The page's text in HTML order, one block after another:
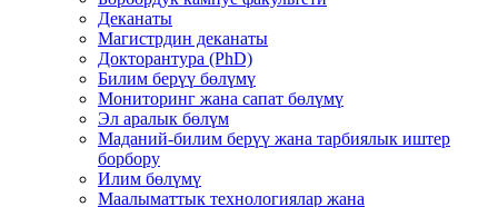
Деканаты
Магистрдин деканаты
Докторантура (PhD)
Билим берүү бөлүмү
Мониторинг жана сапат бөлүмү
Эл аралык бөлүм
Маданий-билим берүү жана тарбиялык иштер
борбору
Илим бөлүмү
Маалыматтык технологиялар жана